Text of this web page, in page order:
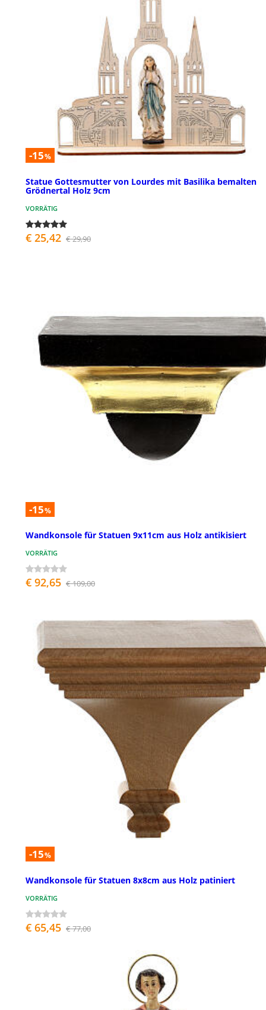
-15%
Statue Gottesmutter von Lourdes mit Basilika bemalten
Grödnertal Holz 9cm
VORRÄTIG
€ 25,42 € 29,90
-15%
Wandkonsole für Statuen 9x11cm aus Holz antikisiert
VORRÄTIG
€ 92,65 € 109,00
-15%
Wandkonsole für Statuen 8x8cm aus Holz patiniert
VORRÄTIG
€ 65,45 € 77,00